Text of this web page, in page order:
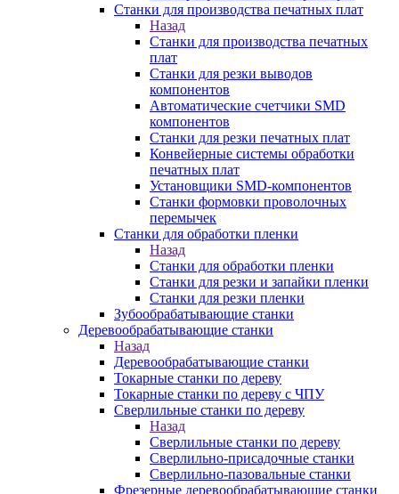
Станки для производства печатных плат
Назад
Станки для производства печатных
плат
Станки для резки выводов
компонентов
Автоматические счетчики SMD
компонентов
Станки для резки печатных плат
Конвейерные системы обработки
печатных плат
Установщики SMD-компонентов
Станки формовки проволочных
перемычек
Станки для обработки пленки
Назад
Станки для обработки пленки
Станки для резки и запайки пленки
Станки для резки пленки
Зубообрабатывающие станки
Деревообрабатывающие станки
Назад
Деревообрабатывающие станки
Токарные станки по дереву
Токарные станки по дереву с ЧПУ
Сверлильные станки по дереву
Назад
Сверлильные станки по дереву
Сверлильно-присадочные станки
Сверлильно-пазовальные станки
Фрезерные деревообрабатывающие станки